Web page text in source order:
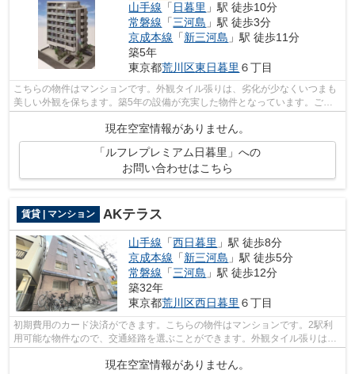
山手線 「 日暮里 」駅 徒歩10分
常磐線 「三河島 」駅 徒歩3分
京成本線 「新三河島 」駅 徒歩11分
築5年
東京都荒川区東日暮里 ６丁目
こちらの物件はマンションです。外観タイル張りは、劣化が少なくいつまも
美しい外観を保ちます。築5年の設備が充実した物件となっています。ご利
現在空室情報がありません。
「ルフレプレミアム日暮里」への
お問い合わせはこちら
賃貸 | マンション AKテラス
山手線 「西日暮里 」駅 徒歩8分
京成本線 「新三河島 」駅 徒歩5分
常磐線 「三河島 」駅 徒歩12分
築32年
東京都荒川区西日暮里 ６丁目
初期費用のカード決済ができます。こちらの物件はマンションです。2駅利
用可能な物件なので、交通経路を選ぶことができます。外観タイル張りは、
現在空室情報がありません。